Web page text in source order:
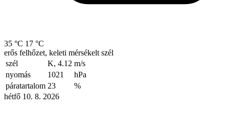
35 °C 17 °C
erős felhőzet, keleti mérsékelt szél
szél
K, 4.12 m/s
nyomás
1021
hPa
páratartalom 23
%
hétfő 10. 8. 2026